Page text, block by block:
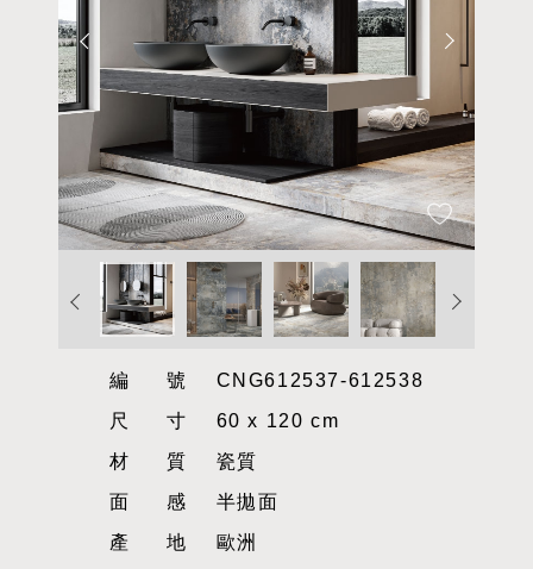
編號CNG612537-612538
尺寸60 x 120 cm
材質瓷質
面感半拋面
產地歐洲